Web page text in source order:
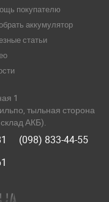
покупателю
аккумулятор
статьи
1
тыльная сторона
АКБ).
(098) 833-44-55